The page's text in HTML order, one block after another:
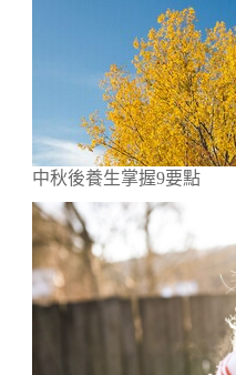
中秋後養生掌握9要點